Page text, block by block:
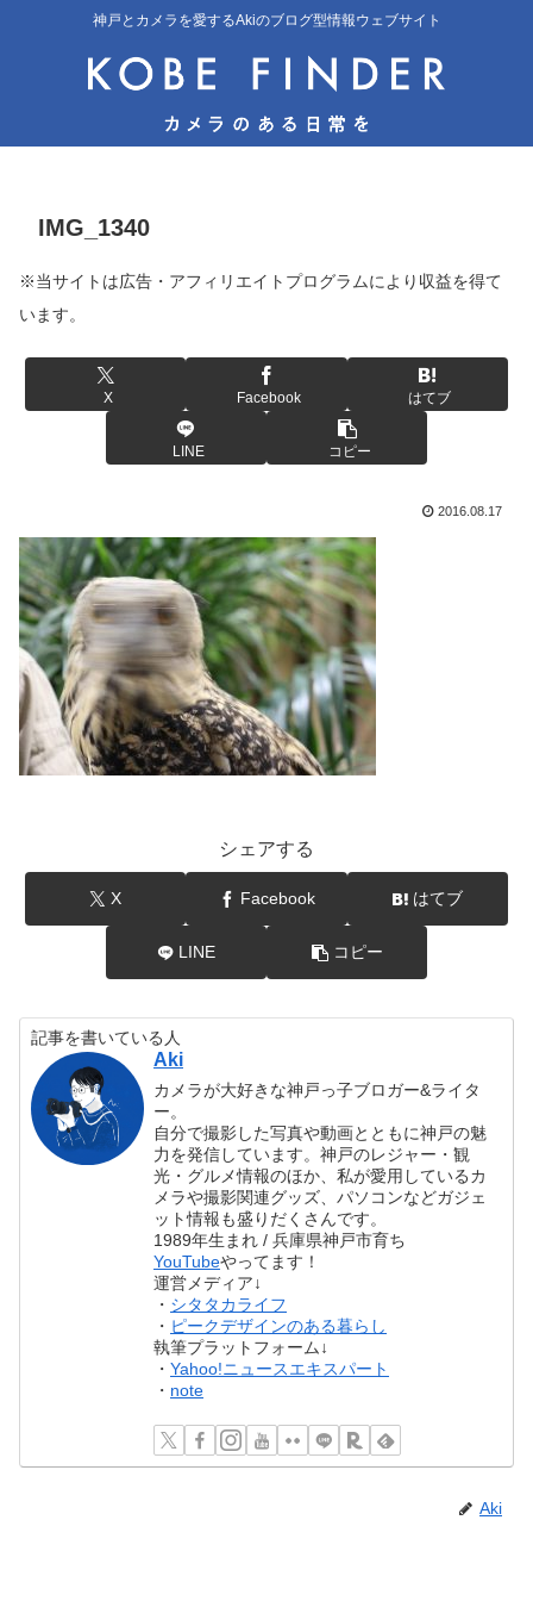
神戸とカメラを愛するAkiのブログ型情報ウェブサイト
IMG_1340
※当サイトは広告・アフィリエイトプログラムにより収益を得て
います。
X Facebook はてブ
LINE コピー
2016.08.17
シェアする
X Facebook はてブ
LINE コピー
記事を書いている人
Aki
カメラが大好きな神戸っ子ブロガー&ライタ
ー。
自分で撮影した写真や動画とともに神戸の魅
力を発信しています。神戸のレジャー・観
光・グルメ情報のほか、私が愛用しているカ
メラや撮影関連グッズ、パソコンなどガジェ
ット情報も盛りだくさんです。
1989年生まれ / 兵庫県神戸市育ち
YouTubeやってます！
運営メディア↓
・ シタタカライフ
・ ピークデザインのある暮らし
執筆プラットフォーム↓
・Yahoo!ニュースエキスパート
・ note
Aki